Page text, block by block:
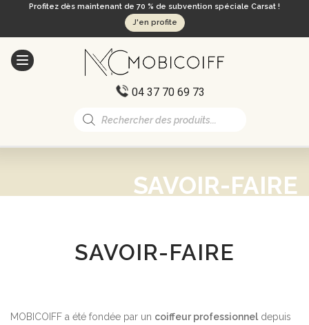
Profitez dès maintenant de 70 % de subvention spéciale Carsat !
J'en profite
04 37 70 69 73
Recherche
de
SAVOIR-FAIRE
SAVOIR-FAIRE
MOBICOIFF a été fondée par un coiffeur professionnel depuis